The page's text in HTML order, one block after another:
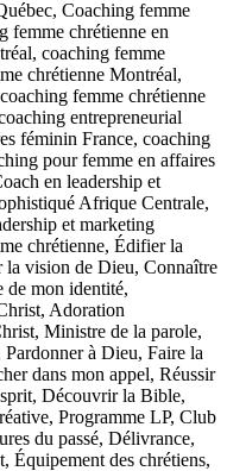
Coaching femme
femme chrétienne en
coaching femme
chrétienne Montréal,
femme chrétienne
entrepreneurial
féminin France, coaching
pour femme en affaires
en leadership et
Afrique Centrale,
et marketing
chrétienne, Édifier la
la vision de Dieu, Connaître
de mon identité,
Adoration
Ministre de la parole,
à Dieu, Faire la
dans mon appel, Réussir
Découvrir la Bible,
Programme LP, Club
du passé, Délivrance,
Équipement des chrétiens,